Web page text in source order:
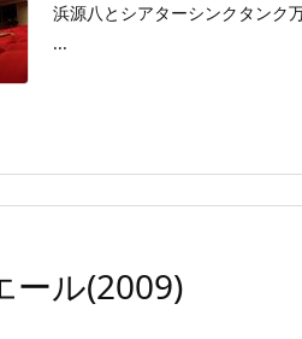
浜源八とシアターシンクタンク
...
ール(2009)